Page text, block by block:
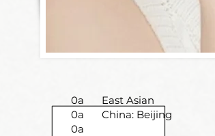
0a
East Asian
0a
China: Beijing
0a